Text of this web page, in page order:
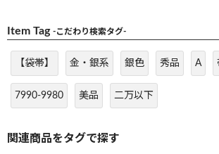
Item Tag -こだわり検索タグ-
【袋帯】 金・銀系 銀色 秀品 A
7990-9980 美品 二万以下